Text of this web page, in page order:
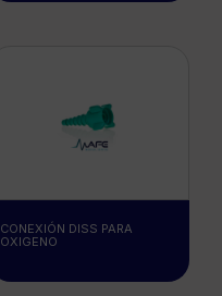
CONEXIÓN DISS PARA
OXIGENO